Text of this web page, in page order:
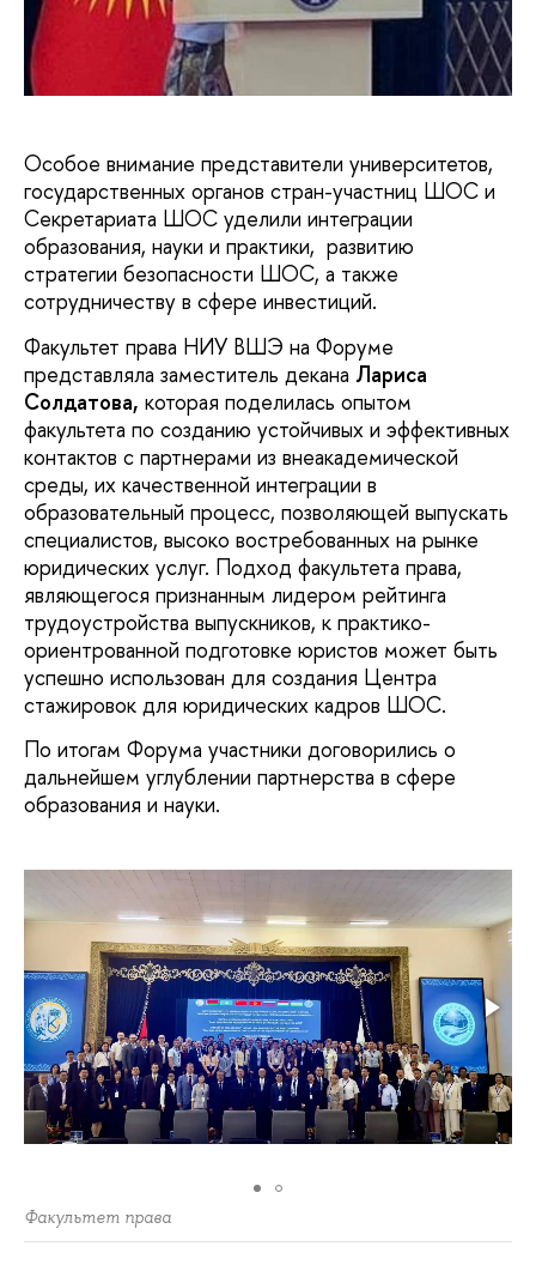
Особое внимание представители университетов,
государственных органов стран-участниц ШОС и
Секретариата ШОС уделили интеграции
образования, науки и практики, развитию
стратегии безопасности ШОС, а также
сотрудничеству в сфере инвестиций.
Факультет права НИУ ВШЭ на Форуме
представляла заместитель декана Лариса
Солдатова, которая поделилась опытом
факультета по созданию устойчивых и эффективных
контактов с партнерами из внеакадемической
среды, их качественной интеграции в
образовательный процесс, позволяющей выпускать
специалистов, высоко востребованных на рынке
юридических услуг. Подход факультета права,
являющегося признанным лидером рейтинга
трудоустройства выпускников, к практико-
ориентрованной подготовке юристов может быть
успешно использован для создания Центра
стажировок для юридических кадров ШОС.
По итогам Форума участники договорились о
дальнейшем углублении партнерства в сфере
образования и науки.
Факультет права